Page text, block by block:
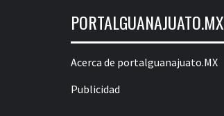
PORTALGUANAJUATO.MX
Acerca de portalguanajuato.MX
Publicidad